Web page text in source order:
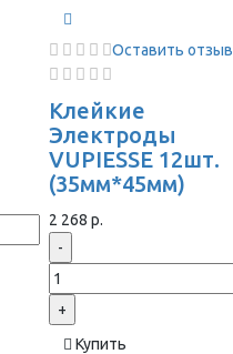
Оставить отзыв
Клейкие
Электроды
VUPIESSE 12шт.
(35мм*45мм)
2 268 р.
-
+
Купить